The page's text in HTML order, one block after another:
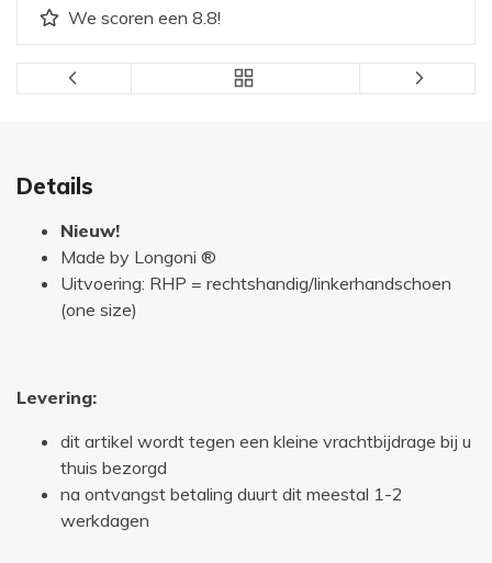
We scoren een 8.8!
Details
Nieuw!
Made by Longoni ®
Uitvoering: RHP = rechtshandig/linkerhandschoen
(one size)
Levering:
dit artikel wordt tegen een kleine vrachtbijdrage bij u
thuis bezorgd
na ontvangst betaling duurt dit meestal 1-2
werkdagen